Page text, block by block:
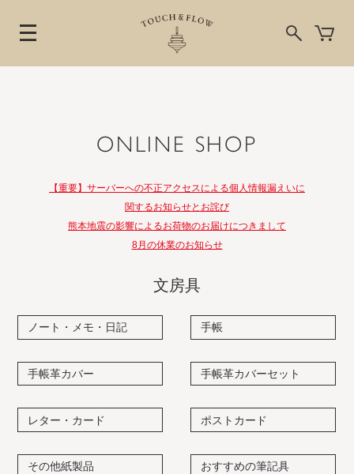
ONLINE SHOP
【重要】サーバーへの不正アクセスによる個人情報漏えいに
関するお知らせとお詫び
熊本地震の影響によるお荷物のお届けにつきまして
8月の休業のお知らせ
文房具
ノート・メモ・日記 手帳
手帳革カバー 手帳革カバーセット
レター・カード ポストカード
その他紙製品 おすすめの筆記具